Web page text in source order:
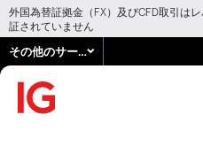
外国為替証拠金（FX）及びCFD取引は
証されていません
その他のサービス